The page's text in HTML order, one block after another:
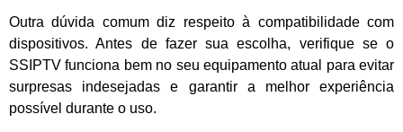
Outra dúvida comum diz respeito à compatibilidade com
dispositivos. Antes de fazer sua escolha, verifique se o
SSIPTV funciona bem no seu equipamento atual para evitar
surpresas indesejadas e garantir a melhor experiência
possível durante o uso.